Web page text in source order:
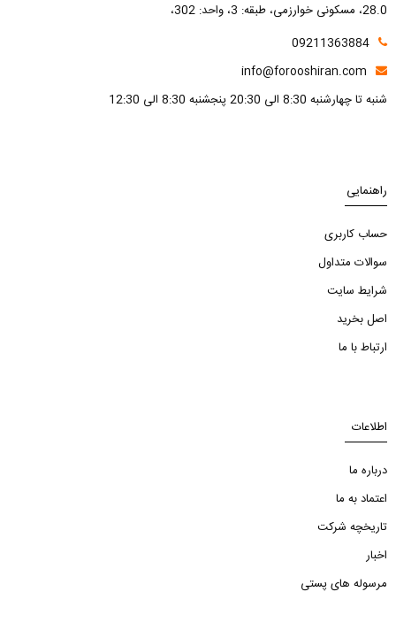
28.0، مسکونی خوارزمی، طبقه: 3، واحد: 302،
09211363884
info@forooshiran.com
شنبه تا چهارشنبه 8:30 الی 20:30 پنجشنبه 8:30 الی 12:30
راهنمایی
حساب کاربری
سوالات متداول
شرایط سایت
اصل بخرید
ارتباط با ما
اطلاعات
درباره ما
اعتماد به ما
تاریخچه شرکت
اخبار
مرسوله های پستی